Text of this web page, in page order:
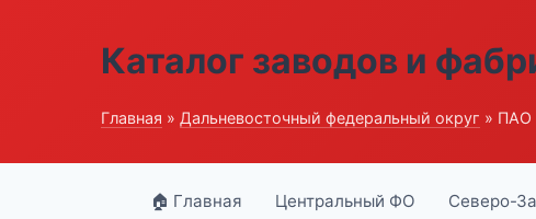
Каталог заводов и
Главная » Дальневосточный федеральный округ » ПАО
🏠 Главная Центральный ФО Северо-